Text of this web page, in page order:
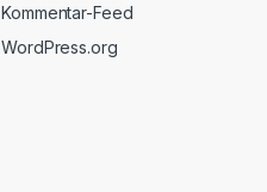
Kommentar-Feed
WordPress.org